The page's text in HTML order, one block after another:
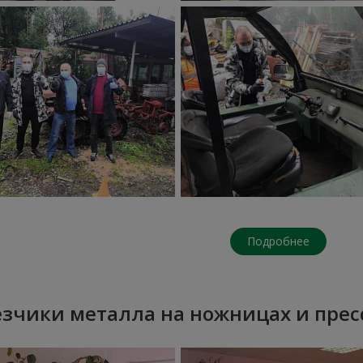
Подробнее
металла на ножницах и